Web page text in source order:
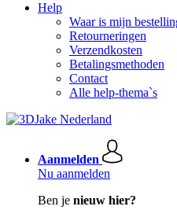
Help
Waar is mijn
Retourneringen
Verzendkosten
Betalingsmethoden
Contact
Alle help-thema`s
Aanmelden
Nu aanmelden
Ben je nieuw hier?